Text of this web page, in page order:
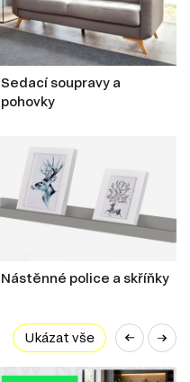
Sedací soupravy a
pohovky
Nástěnné police a skříňky
Ukázat vše